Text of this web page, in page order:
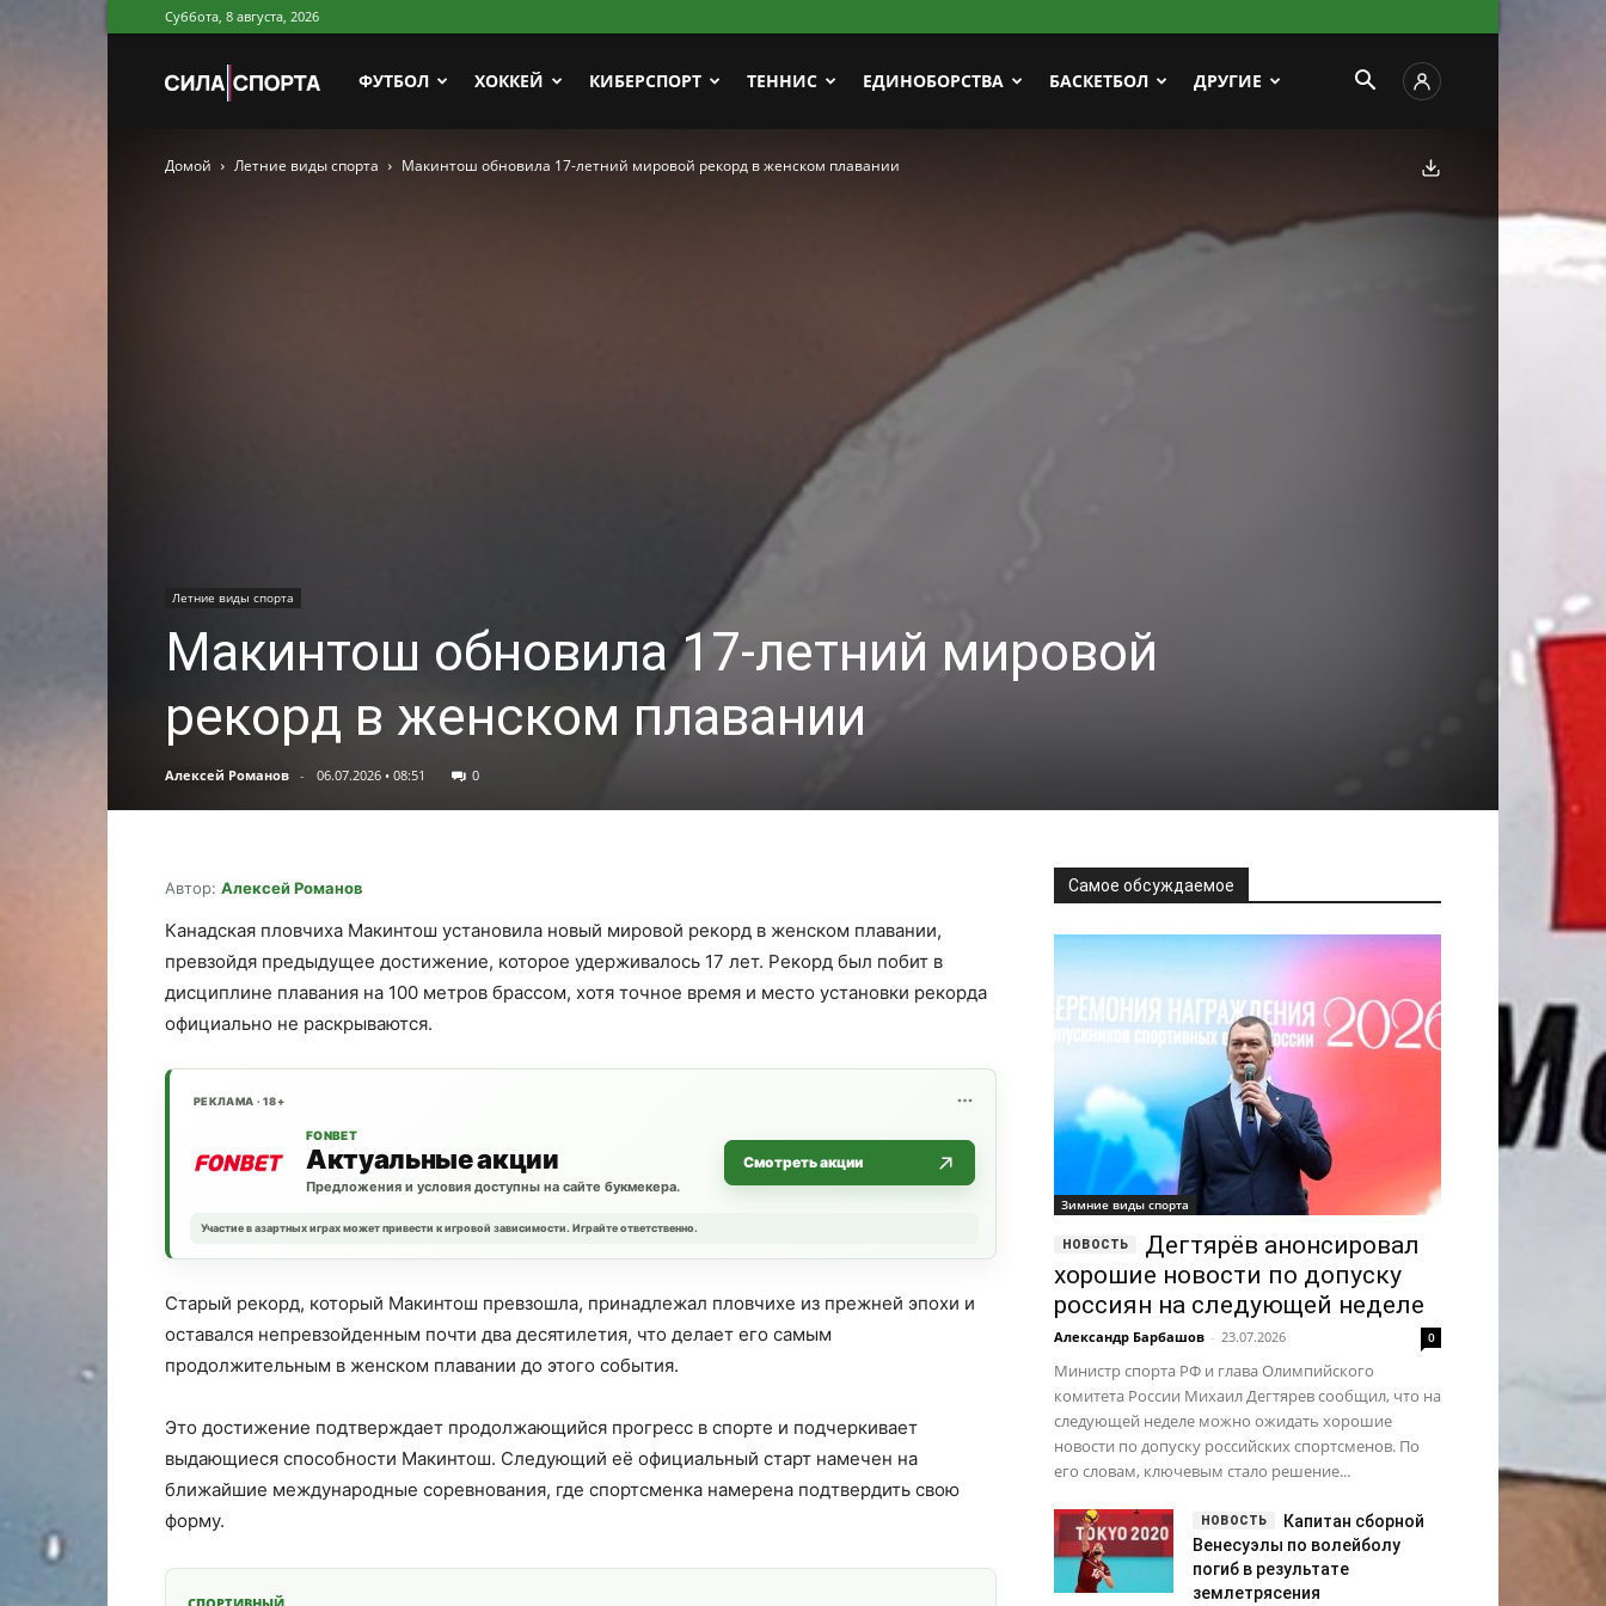
Суббота, 8 августа, 2026
Сила
Спорта
ФУТБОЛ ХОККЕЙ КИБЕРСПОРТ ТЕННИС ЕДИНОБОРСТВА БАСКЕТБОЛ ДРУГИЕ
Домой Летние виды спорта Макинтош обновила 17-летний мировой рекорд в женском плавании
Летние виды спорта
Макинтош обновила 17-летний мировой
рекорд в женском плавании
Алексей Романов - 06.07.2026 • 08:51 0
Скачать фото
Автор: Алексей Романов
Канадская пловчиха Макинтош установила новый мировой рекорд в женском плавании,
превзойдя предыдущее достижение, которое удерживалось 17 лет. Рекорд был побит в
дисциплине плавания на 100 метров брассом, хотя точное время и место установки рекорда
официально не раскрываются.
РЕКЛАМА · 18+
FONBET
Актуальные акции
Предложения и условия доступны на сайте букмекера.
Смотреть акции
Участие в азартных играх может привести к игровой зависимости. Играйте ответственно.
Старый рекорд, который Макинтош превзошла, принадлежал пловчихе из прежней эпохи и
оставался непревзойденным почти два десятилетия, что делает его самым
продолжительным в женском плавании до этого события.
Это достижение подтверждает продолжающийся прогресс в спорте и подчеркивает
выдающиеся способности Макинтош. Следующий её официальный старт намечен на
ближайшие международные соревнования, где спортсменка намерена подтвердить свою
форму.
Самое обсуждаемое
Зимние виды спорта
Дегтярёв анонсировал
хорошие новости по допуску
россиян на следующей неделе
Александр Барбашов - 23.07.2026 0
Министр спорта РФ и глава Олимпийского
комитета России Михаил Дегтярев сообщил, что на
следующей неделе можно ожидать хорошие
новости по допуску российских спортсменов. По
его словам, ключевым стало решение...
Капитан сборной
Венесуэлы по волейболу
погиб в результате
землетрясения